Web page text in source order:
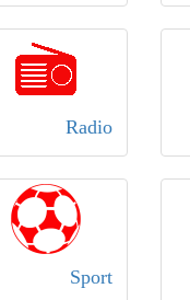
Radio
Sport